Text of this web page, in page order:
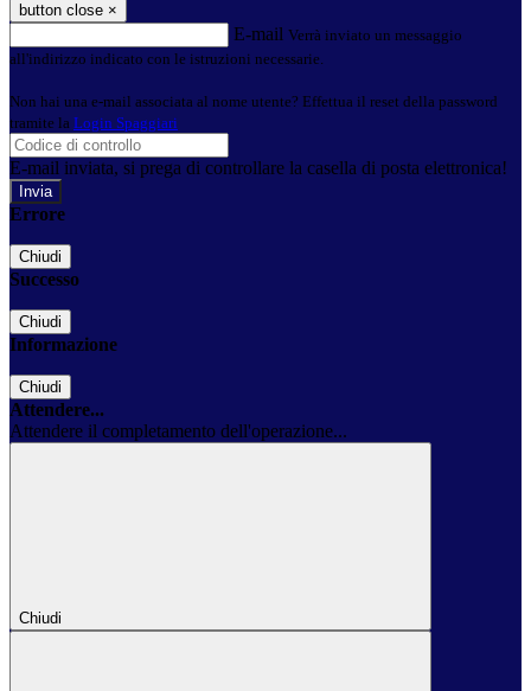
button close ×
E-mail Verrà inviato un messaggio
all'indirizzo indicato con le istruzioni necessarie.
Non hai una e-mail associata al nome utente? Effettua il reset della password
tramite la Login Spaggiari
E-mail inviata, si prega di controllare la casella di posta elettronica!
Errore
Chiudi
Successo
Chiudi
Informazione
Chiudi
Attendere...
Attendere il completamento dell'operazione...
Chiudi